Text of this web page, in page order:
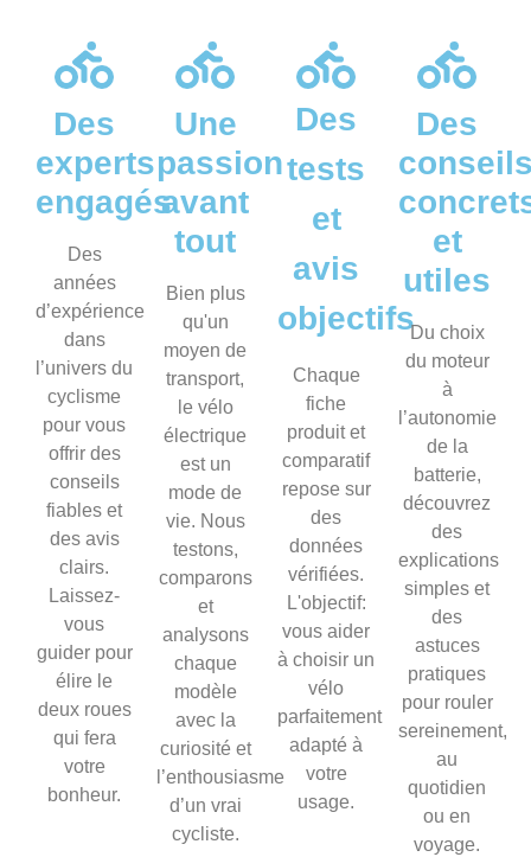
Des
experts
engagés
Des
années
d’expérience
dans
l’univers du
cyclisme
pour vous
offrir des
conseils
fiables et
des avis
clairs.
Laissez-
vous
guider pour
élire le
deux roues
qui fera
votre
bonheur.
Une
passion
avant
tout
Bien plus
qu'un
moyen de
transport,
le vélo
électrique
est un
mode de
vie. Nous
testons,
comparons
et
analysons
chaque
modèle
avec la
curiosité et
l’enthousiasme
d’un vrai
cycliste.
Des
tests
et
avis
objectifs
Chaque
fiche
produit et
comparatif
repose sur
des
données
vérifiées.
L'objectif:
vous aider
à choisir un
vélo
parfaitement
adapté à
votre
usage.
Des
et
utiles
Du choix
du moteur
à
l’autonomie
de la
batterie,
découvrez
des
explications
simples et
des
astuces
pratiques
pour rouler
sereinement,
au
quotidien
ou en
voyage.